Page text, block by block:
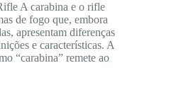
A carabina e o rifle
de fogo que, embora
apresentam diferenças
e características. A
“carabina” remete ao